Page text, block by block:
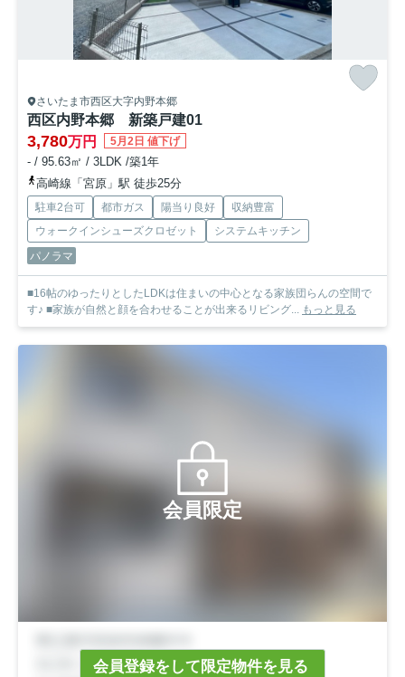
さいたま市西区大字内野本郷
西区内野本郷 新築戸建01
3,780万円 5月2日 値下げ
- / 95.63㎡ / 3LDK /築1年
高崎線「宮原」駅 徒歩25分
駐車2台可 都市ガス 陽当り良好
収納豊富
ウォークインシューズクロゼット
システムキッチン
パノラマ
■16帖のゆったりとしたLDKは住まいの中心となる家族団らんの空間で
す♪ ■家族が自然と顔を合わせることが出来るリビング...
もっと見る
会員限定
会員登録をして限定物件を見る